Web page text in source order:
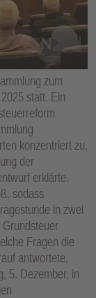
zum
statt. Ein
konzentriert zu,
der
erklärte.
sodass
in zwei
Fragen die
antwortete,
5. Dezember, in